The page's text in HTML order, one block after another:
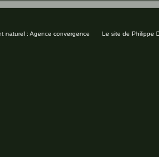
Le site de Philippe
naturel : Agence convergence